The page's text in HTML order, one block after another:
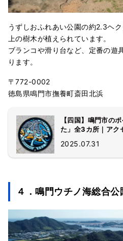
うずしおふれあい公園の約2.3ヘ
上の樹木が植えられています。
ブランコや滑り台など、定番の遊
ります。
〒772-0002
徳島県鳴門市撫養町斎田北浜
【四国】鳴門市の
た」全3カ所｜アク
2025.07.31
４．鳴門ウチノ海総合公